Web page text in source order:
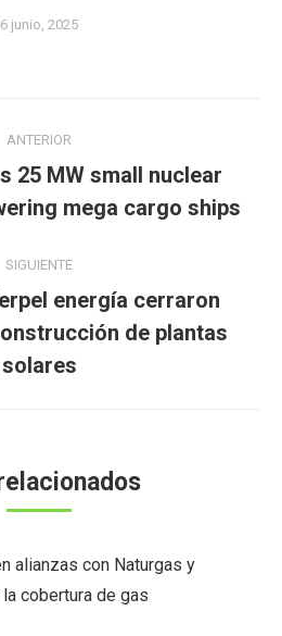
6 junio, 2025
ANTERIOR
Publicación
anterior:
25 MW small nuclear
mega cargo ships
SIGUIENTE
Publicación
siguiente:
energía cerraron
de plantas
solares
alianzas con Naturgas y
cobertura de gas